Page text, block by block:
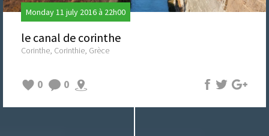
Monday 11 july 2016 à 22h00
le canal de corinthe
Corinthe, Corinthie, Grèce
0 0